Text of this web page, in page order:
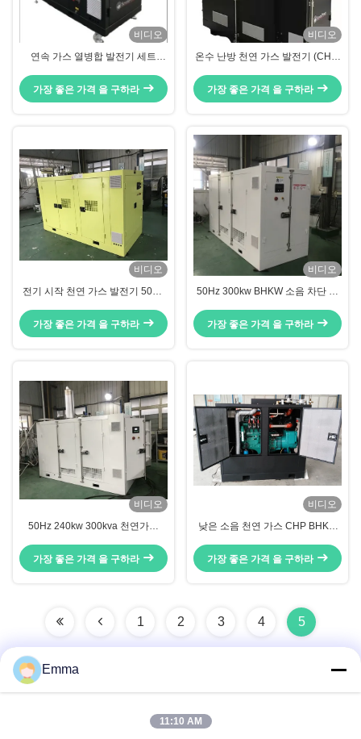
비디오
연속 가스 열병합 발전기 세트
가장 좋은 가격 을 구하라
비디오
온수 난방 천연 가스 발전기 (CHP)
가장 좋은 가격 을 구하라
비디오
전기 시작 천연 가스 발전기 50Hz
가장 좋은 가격 을 구하라
비디오
50Hz 300kw BHKW 소음 차단 칸
가장 좋은 가격 을 구하라
비디오
50Hz 240kw 300kva 천연가스
가장 좋은 가격 을 구하라
비디오
낮은 소음 천연 가스 CHP BHKW
가장 좋은 가격 을 구하라
1 2 3 4 5
Emma
11:10 AM